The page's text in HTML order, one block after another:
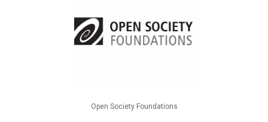
Open Society Foundations